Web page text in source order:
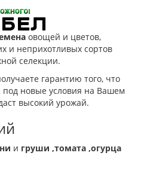
овощей и цветов,
и неприхотливых сортов
селекции.
гарантию того, что
под новые условия на Вашем
высокий урожай.
и груши ,томата ,огурца